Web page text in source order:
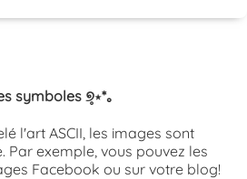
symboles ୭̥⋆*｡
l'art ASCII, les images sont
Par exemple, vous pouvez les
Facebook ou sur votre blog!